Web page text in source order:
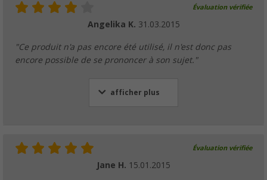
Évaluation vérifiée
Angelika K. 31.03.2015
"Ce produit n'a pas encore été utilisé, il n'est donc pas
encore possible de se prononcer à son sujet."
afficher plus
Évaluation vérifiée
Jane H. 15.01.2015